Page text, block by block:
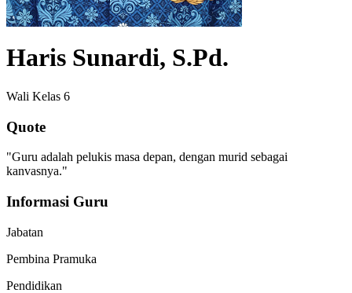
Haris Sunardi, S.Pd.
Wali Kelas 6
Quote
"Guru adalah pelukis masa depan, dengan murid sebagai
kanvasnya."
Informasi Guru
Jabatan
Pembina Pramuka
Pendidikan